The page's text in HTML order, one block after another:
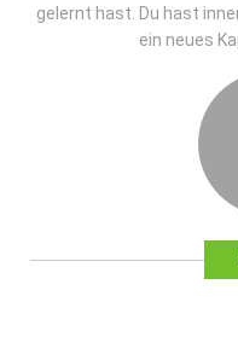
gelernt hast. Du hast
ein neues